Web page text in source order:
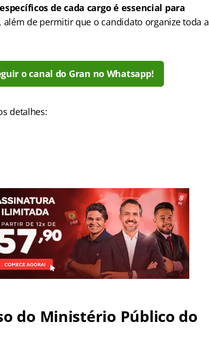
de cada cargo é essencial para
, além de permitir que o candidato organize toda a
o canal do Gran no Whatsapp!
detalhes:
do Ministério Público do